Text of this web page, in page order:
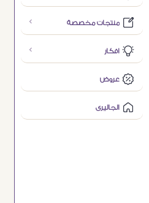
منتجات مخصصة
افكار
عروض
الجاليرى